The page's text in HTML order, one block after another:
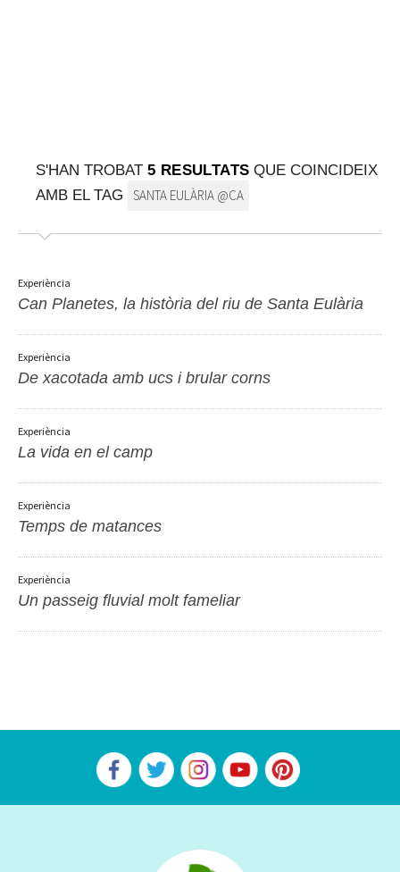
S'HAN TROBAT 5 RESULTATS QUE COINCIDEIX
AMB EL TAG
SANTA EULÀRIA @CA
Experiència
Can Planetes, la història del riu de Santa Eulària
Experiència
De xacotada amb ucs i brular corns
Experiència
La vida en el camp
Experiència
Temps de matances
Experiència
Un passeig fluvial molt fameliar